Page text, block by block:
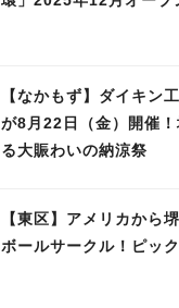
【なかもず】ダイキン
が8月22日（金）開催
る大賑わいの納涼祭
【東区】アメリカから
ボールサークル！ピッ